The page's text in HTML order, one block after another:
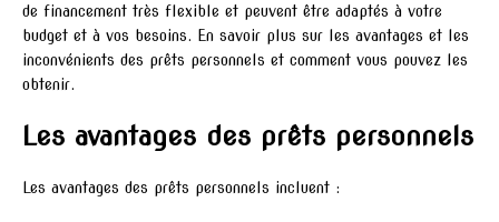
de financement très flexible et peuvent être adaptés à votre
budget et à vos besoins. En savoir plus sur les avantages et les
inconvénients des prêts personnels et comment vous pouvez les
obtenir.
Les avantages des prêts personnels
Les avantages des prêts personnels incluent :